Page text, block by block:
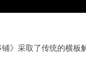
铺》采取了传统的横